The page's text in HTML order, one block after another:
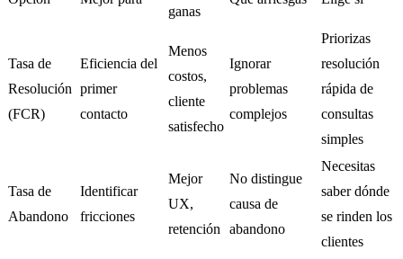
ganas
Tasa de
Resolución
(FCR)
Eficiencia del
primer
contacto
Menos
costos,
cliente
satisfecho
Ignorar
problemas
complejos
Priorizas
resolución
rápida de
consultas
simples
Tasa de
Abandono
Identificar
fricciones
Mejor
UX,
retención
No distingue
causa de
abandono
Necesitas
saber dónde
se rinden los
clientes